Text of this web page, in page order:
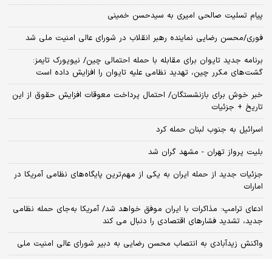
پیام تسلیت صالحی امیری به سیدحسن خمینی
فوری/محسن رضایی نماینده رهبر انقلاب در شورای عالی امنیت ملی شد
برنامه جدید تایوان برای مقابله با حمله احتمالی چین/ نیویورک تایمز:
گشت‌های مکرر چین، تهدید نظامی علیه تایوان را افزایش داده است
خبر خوش برای بازنشستگان/ احتمال پرداخت معوقات افزایش حقوق از این
تاریخ + جزئیات
اسرائیل به جنوب لبنان حمله کرد
بلیت پرواز تهران - مشهد گران شد
جزئیات جدید از حمله ایران به یکی از مهم‌ترین پایگاه‌های نظامی آمریکا در
امارات
ادعای ترامپ: مذاکرات با ایران موفق خواهد شد/ آمریکا به‌جای حمله نظامی
جدید، تشدید فشارهای اقتصادی را دنبال می کند
واکنش زیدآبادی به انتصاب محسن رضایی به دبیر شورای عالی امنیت ملی